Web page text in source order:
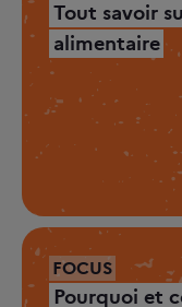
Tout savoir
alimentaire
FOCUS
Pourquoi et